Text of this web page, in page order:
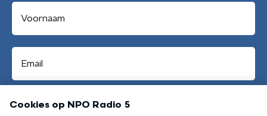
Aanmelden